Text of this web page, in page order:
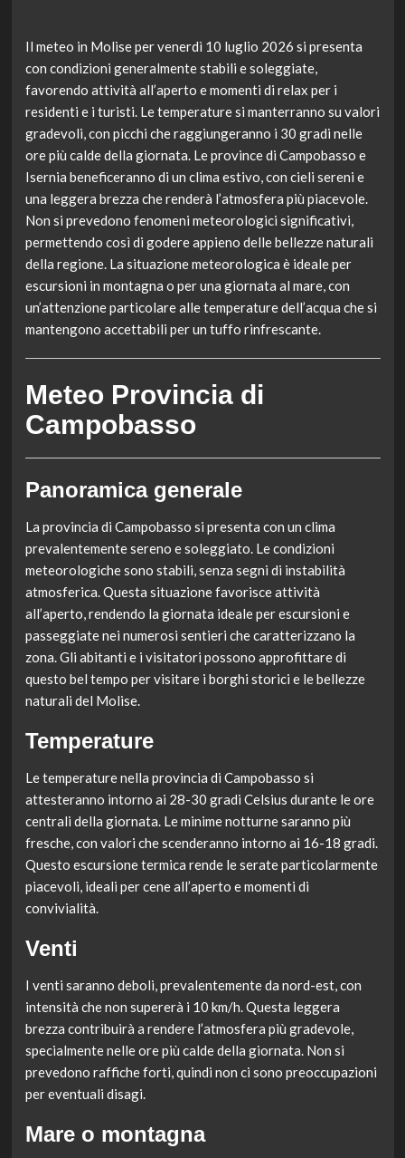
Il meteo in Molise per venerdì 10 luglio 2026 si presenta
con condizioni generalmente stabili e soleggiate,
favorendo attività all’aperto e momenti di relax per i
residenti e i turisti. Le temperature si manterranno su valori
gradevoli, con picchi che raggiungeranno i 30 gradi nelle
ore più calde della giornata. Le province di Campobasso e
Isernia beneficeranno di un clima estivo, con cieli sereni e
una leggera brezza che renderà l’atmosfera più piacevole.
Non si prevedono fenomeni meteorologici significativi,
permettendo così di godere appieno delle bellezze naturali
della regione. La situazione meteorologica è ideale per
escursioni in montagna o per una giornata al mare, con
un’attenzione particolare alle temperature dell’acqua che si
mantengono accettabili per un tuffo rinfrescante.
Meteo Provincia di
Campobasso
Panoramica generale
La provincia di Campobasso si presenta con un clima
prevalentemente sereno e soleggiato. Le condizioni
meteorologiche sono stabili, senza segni di instabilità
atmosferica. Questa situazione favorisce attività
all’aperto, rendendo la giornata ideale per escursioni e
passeggiate nei numerosi sentieri che caratterizzano la
zona. Gli abitanti e i visitatori possono approfittare di
questo bel tempo per visitare i borghi storici e le bellezze
naturali del Molise.
Temperature
Le temperature nella provincia di Campobasso si
attesteranno intorno ai 28-30 gradi Celsius durante le ore
centrali della giornata. Le minime notturne saranno più
fresche, con valori che scenderanno intorno ai 16-18 gradi.
Questo escursione termica rende le serate particolarmente
piacevoli, ideali per cene all’aperto e momenti di
convivialità.
Venti
I venti saranno deboli, prevalentemente da nord-est, con
intensità che non supererà i 10 km/h. Questa leggera
brezza contribuirà a rendere l’atmosfera più gradevole,
specialmente nelle ore più calde della giornata. Non si
prevedono raffiche forti, quindi non ci sono preoccupazioni
per eventuali disagi.
Mare o montagna